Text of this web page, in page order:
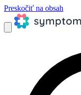
Preskočiť na obsah